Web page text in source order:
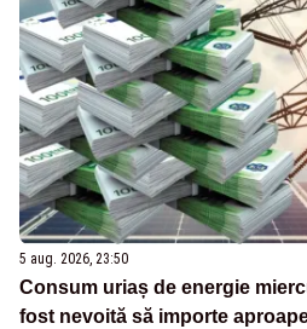
5 aug. 2026, 23:50
Consum uriaș de energie
fost nevoită să importe